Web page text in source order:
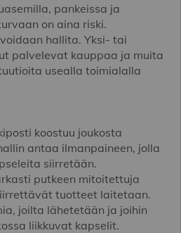
pankeissa ja
on aina riski.
hallita. Yksi- tai
palvelevat kauppaa ja muita
usealla toimialalla
koostuu joukosta
antaa ilmanpaineen, jolla
siirretään.
putkeen mitoitettuja
tuotteet laitetaan.
joilta lähetetään ja joihin
liikkuvat kapselit.